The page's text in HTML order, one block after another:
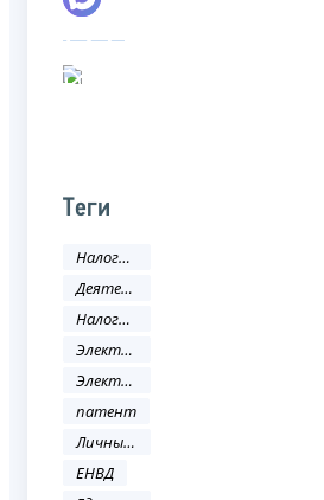
Теги
Налоги и сборы
Деятельность ФНС
Налоговое законодательство
Электронные услуги
Электронные сервисы
патент
Личный кабинет
ЕНВД